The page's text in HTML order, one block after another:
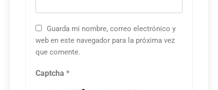
Guarda mi nombre, correo electrónico y
web en este navegador para la próxima vez
que comente.
Captcha *